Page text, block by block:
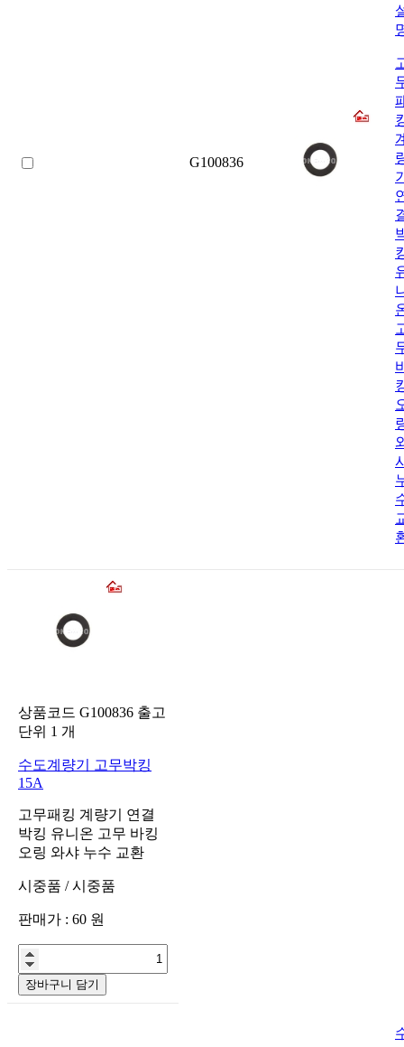
G100836
상품코드 G100836 출고
단위 1 개
수도계량기 고무박킹
15A
고무패킹 계량기 연결
박킹 유니온 고무 바킹
오링 와샤 누수 교환
시중품 / 시중품
판매가 : 60 원
장바구니 담기